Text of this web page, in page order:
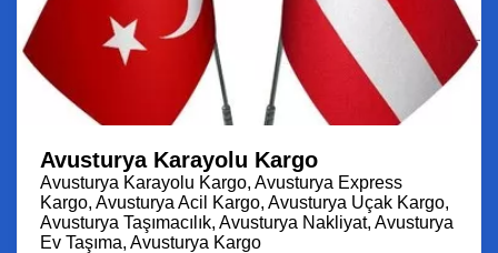
Avusturya Karayolu Kargo
Avusturya Karayolu Kargo, Avusturya Express
Kargo, Avusturya Acil Kargo, Avusturya Uçak Kargo,
Avusturya Taşımacılık, Avusturya Nakliyat, Avusturya
Ev Taşıma, Avusturya Kargo